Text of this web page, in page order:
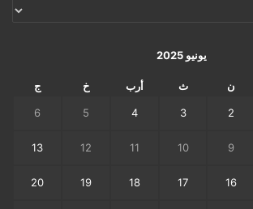
يونيو 2025
ن ث أرب خ ج
2
3
4
5
6
9
10
11
12
13
16
17
18
19
20